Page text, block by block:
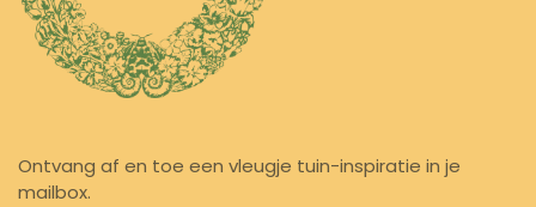
Ontvang af en toe een vleugje tuin-inspiratie in je
mailbox.